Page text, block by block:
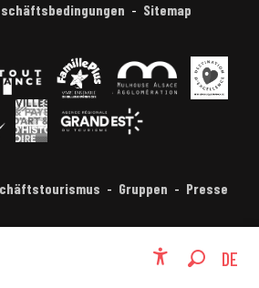
DE
FR
Sitemap
Gruppen Presse